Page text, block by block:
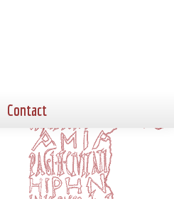
Contact